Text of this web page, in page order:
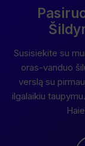
Susisiekite su
oras-vanduo
verslą su
ilgalaikiu